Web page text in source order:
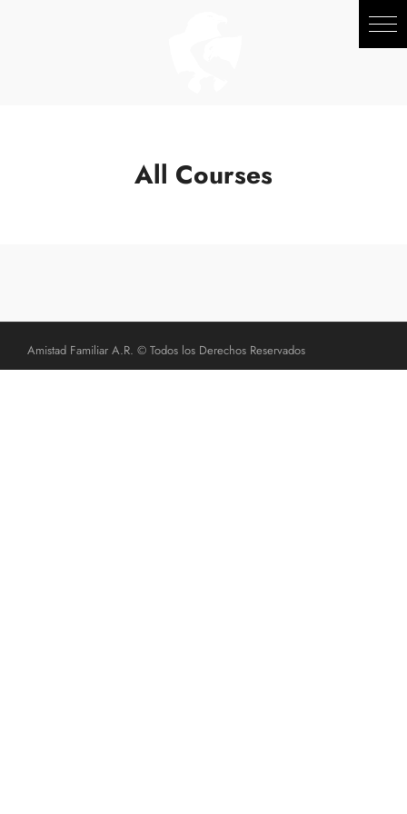
All Courses
Amistad Familiar A.R. © Todos los Derechos Reservados